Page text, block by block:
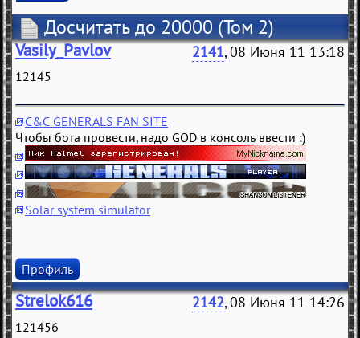
Досчитать до 20000 (Том 2)
Vasily_Pavlov 2141, 08 Июня 11 13:18
12145
C&C GENERALS FAN SITE
Чтобы бота провести, надо GOD в консоль ввести :)
Solar system simulator
Профиль
Strelok616 2142, 08 Июня 11 14:26
121456